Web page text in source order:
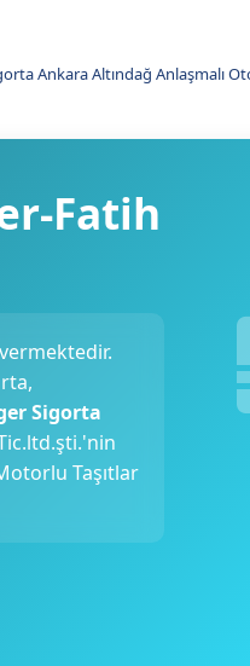
Ankara Altındağ Anlaşmalı
Fatih
Sigorta
Taşıtlar